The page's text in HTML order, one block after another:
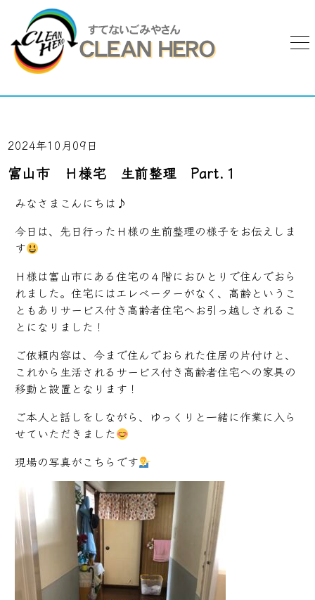
2024年10月09日
富山市 Ｈ様宅 生前整理 Part.１
みなさまこんにちは♪
今日は、先日行ったＨ様の生前整理の様子をお伝えしま
す
Ｈ様は富山市にある住宅の４階におひとりで住んでおら
れました。住宅にはエレベーターがなく、高齢というこ
ともありサービス付き高齢者住宅へお引っ越しされるこ
とになりました！
ご依頼内容は、今まで住んでおられた住居の片付けと、
これから生活されるサービス付き高齢者住宅への家具の
移動と設置となります！
ご本人と話しをしながら、ゆっくりと一緒に作業に入ら
せていただきました
現場の写真がこちらです